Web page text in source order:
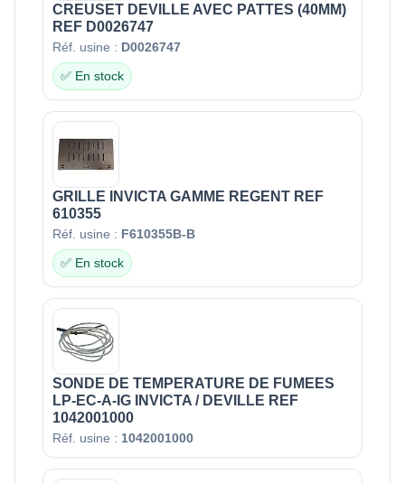
CREUSET DEVILLE AVEC PATTES (40MM)
REF D0026747
Réf. usine : D0026747
✅ En stock
GRILLE INVICTA GAMME REGENT REF
610355
Réf. usine : F610355B-B
✅ En stock
SONDE DE TEMPERATURE DE FUMEES
LP-EC-A-IG INVICTA / DEVILLE REF
1042001000
Réf. usine : 1042001000